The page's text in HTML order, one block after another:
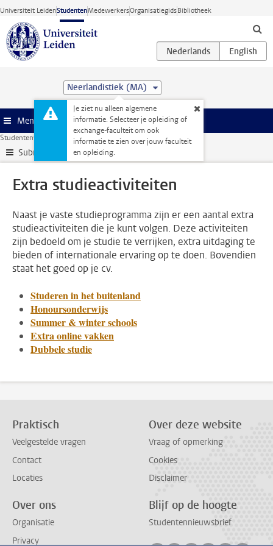
Ga direct naar de inhoud
Universiteit LeidenStudentenMedewerkersOrganisatiegidsBibliotheek
Neerlandistiek (MA)
Je ziet nu alleen algemene
informatie. Selecteer je opleiding of
exchange-faculteit om ook
informatie te zien over jouw faculteit
en opleiding.
Menu
Studentenwebsite Extra studieactiviteiten
Submenu
Extra studieactiviteiten
Naast je vaste studieprogramma zijn er een aantal extra
studieactiviteiten die je kunt volgen. Deze activiteiten
zijn bedoeld om je studie te verrijken, extra uitdaging te
bieden of internationale ervaring op te doen. Bovendien
staat het goed op je cv.
Studeren in het buitenland
Honoursonderwijs
Summer & winter schools
Extra online vakken
Dubbele studie
Praktisch
Veelgestelde vragen
Contact
Locaties
Over deze website
Vraag of opmerking
Cookies
Disclaimer
Over ons
Organisatie
Privacy
Blijf op de hoogte
Studentennieuwsbrief